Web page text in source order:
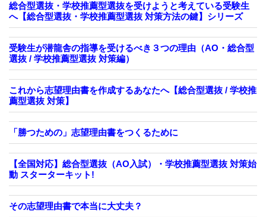
総合型選抜・学校推薦型選抜を受けようと考えている受験生
へ【総合型選抜・学校推薦型選抜 対策方法の鍵】シリーズ
受験生が潜龍舎の指導を受けるべき３つの理由（AO・総合型
選抜 / 学校推薦型選抜 対策編）
これから志望理由書を作成するあなたへ【総合型選抜 / 学校推
薦型選抜 対策】
「勝つための」志望理由書をつくるために
【全国対応】総合型選抜（AO入試）・学校推薦型選抜 対策始
動 スターターキット!
その志望理由書で本当に大丈夫？